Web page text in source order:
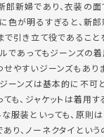
新婦であり、衣装の
色が明るすぎると、新
で引き立て役であるこ
ルであってもジーンズの
やすいジーンズもあり
ーンズは基本的に不可と
ても、ジャケットは着用
服装といっても、原則は
り、ノーネクタイという